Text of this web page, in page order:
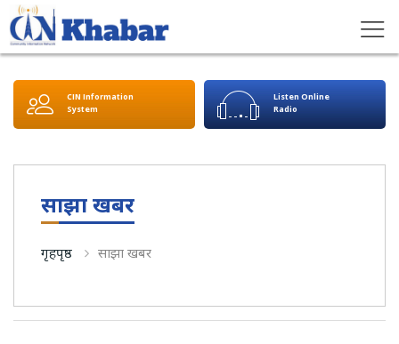
CIN Information
System
Listen Online
Radio
साझा खबर
गृहपृष्ठ साझा खबर